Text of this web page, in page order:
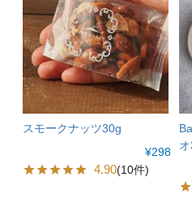
スモークナッツ30g
¥298
4.90(10件)